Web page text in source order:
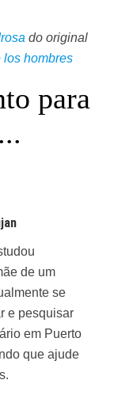
do original
los hombres
para
de um
se
e pesquisar
em Puerto
que ajude